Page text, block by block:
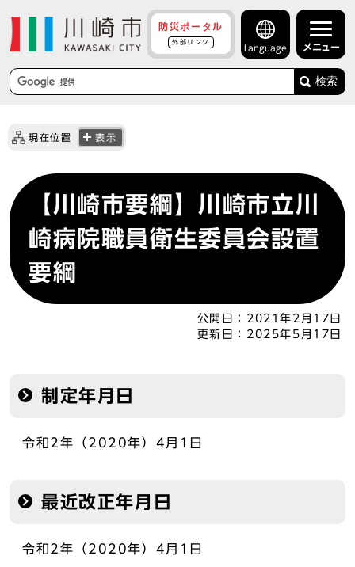
防災ポータル
外部リンク
Language メニュー
検索
現在位置 表示
【川崎市要綱】川崎市立川
崎病院職員衛生委員会設置
要綱
公開日： 2021年2月17日
更新日： 2025年5月17日
制定年月日
令和2年（2020年）4月1日
最近改正年月日
令和2年（2020年）4月1日